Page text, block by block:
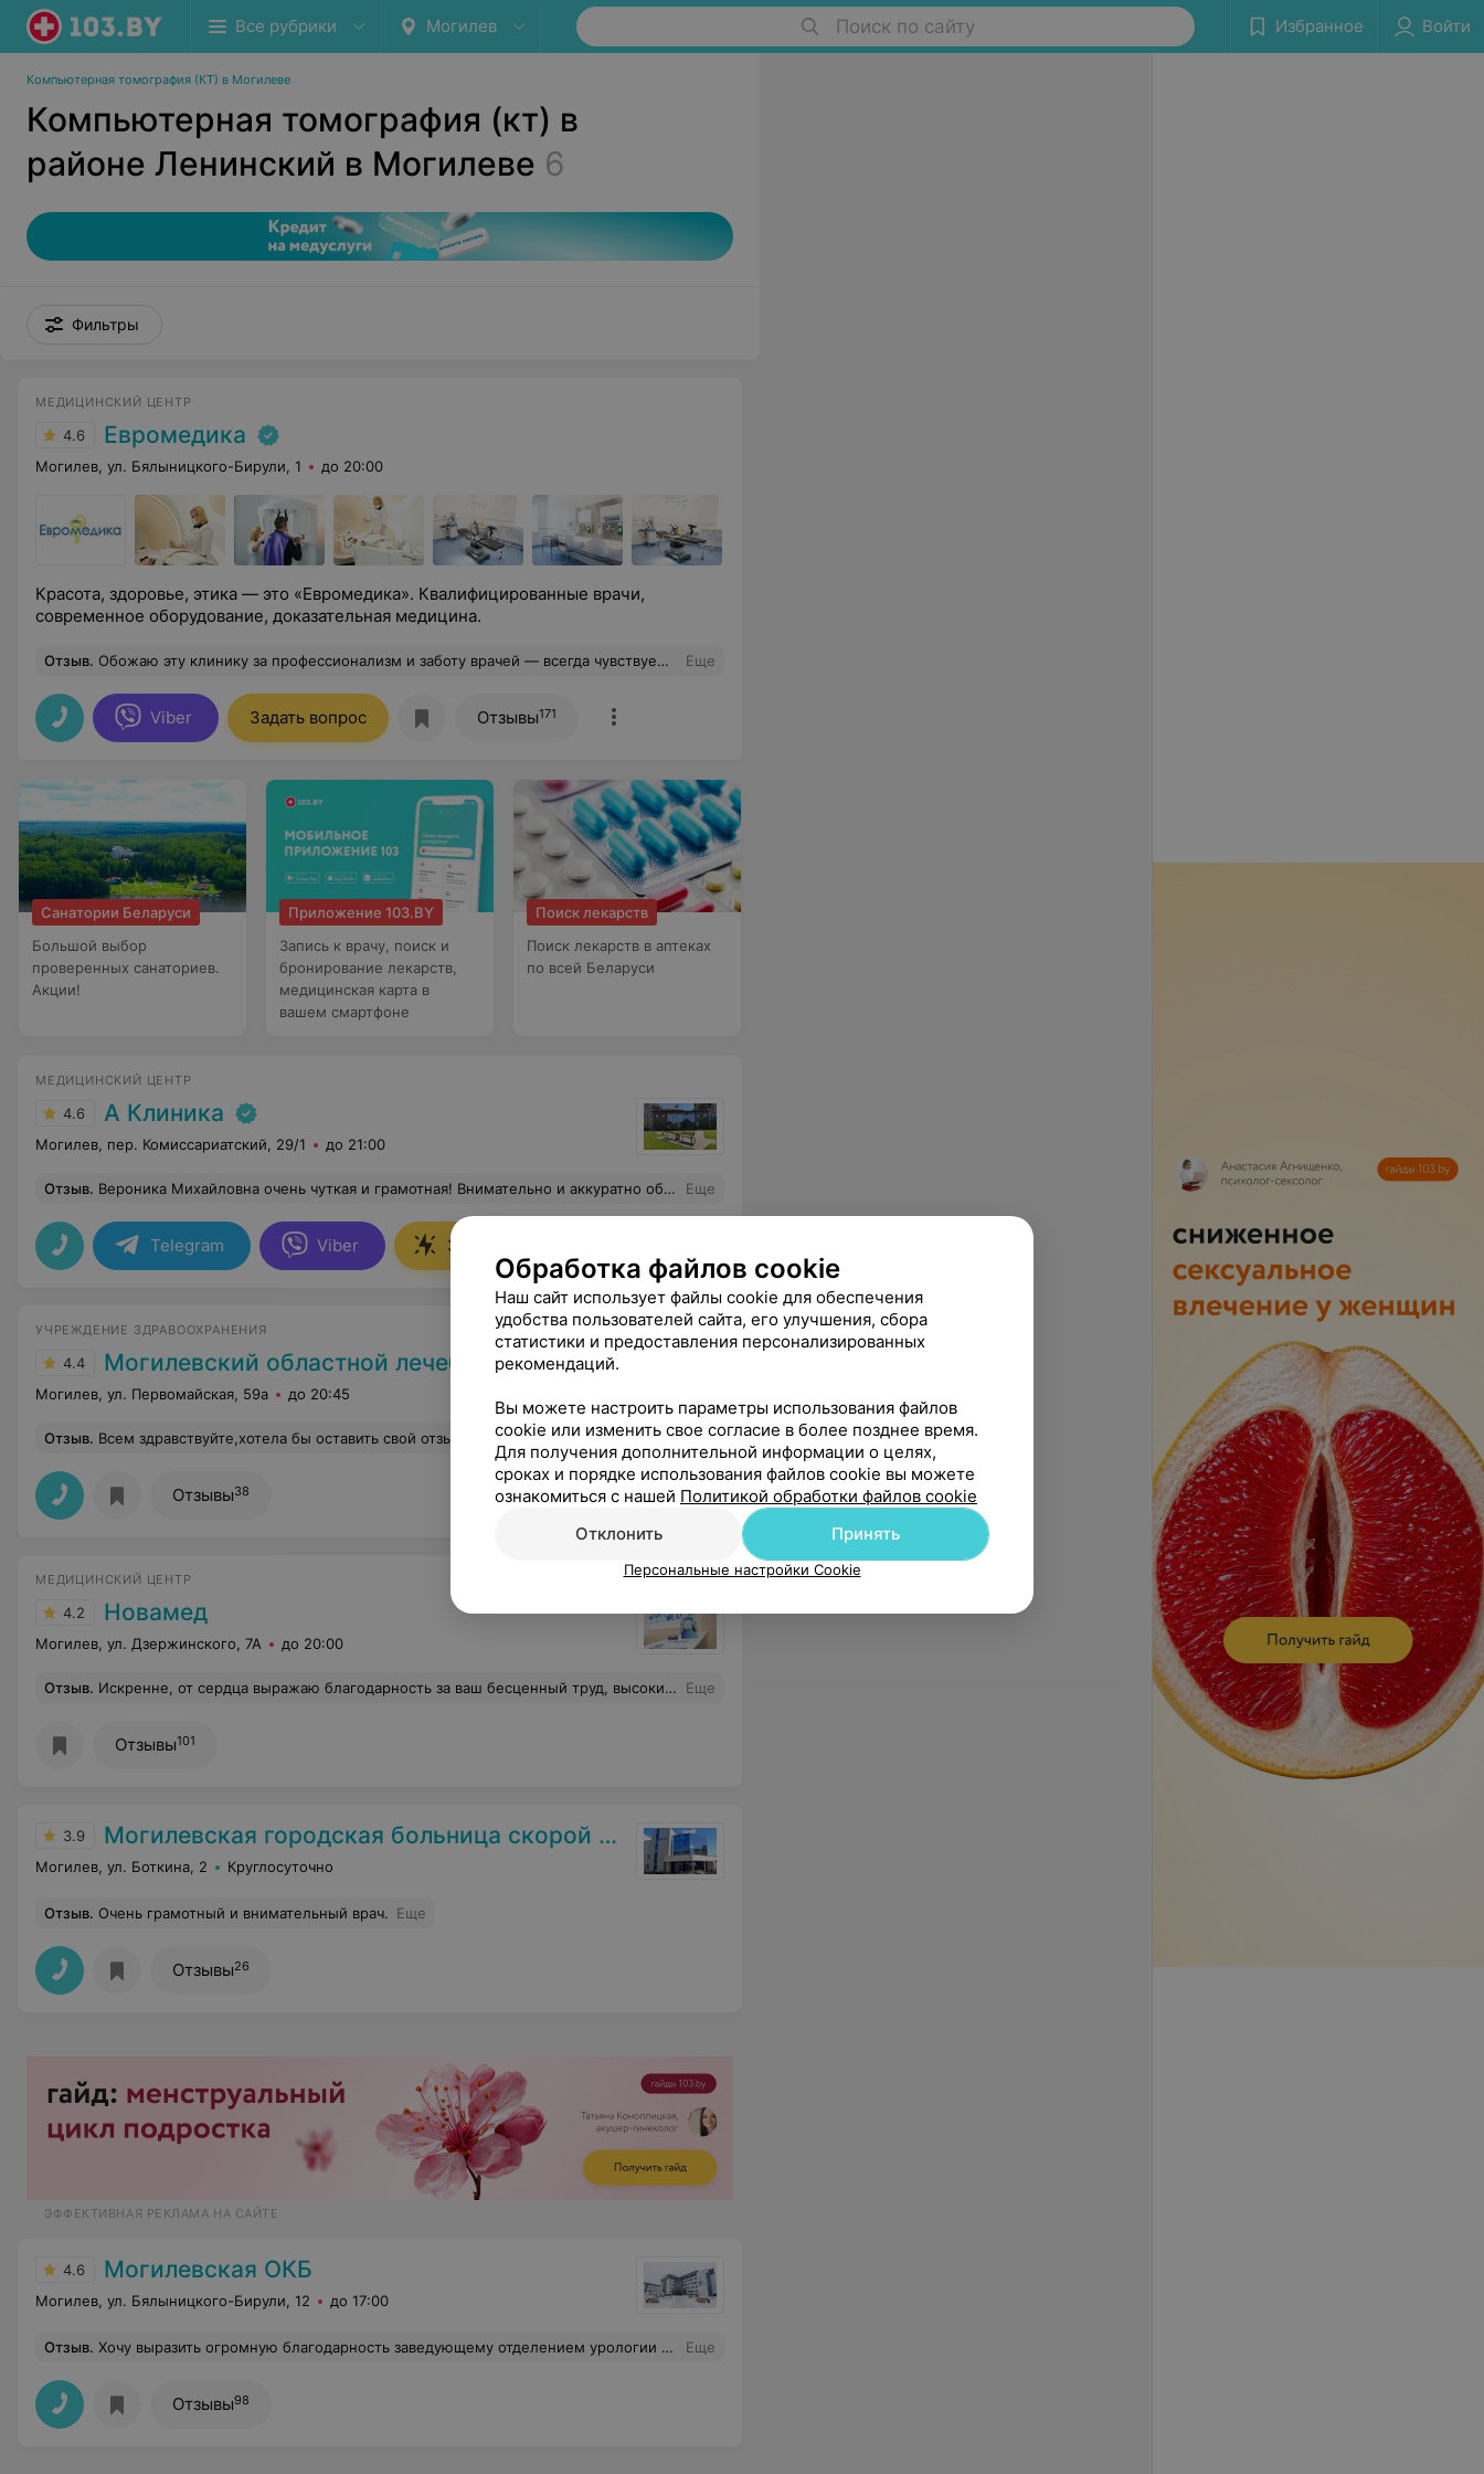
Все рубрики Могилев Поиск по сайту Избранное Войти
Компьютерная томография (КТ) в Могилеве
Компьютерная томография (кт) в
районе Ленинский в Могилеве 6
Фильтры
МЕДИЦИНСКИЙ ЦЕНТР
4.6 Евромедика
Могилев, ул. Бялыницкого-Бирули, 1 до 20:00
Красота, здоровье, этика — это «Евромедика». Квалифицированные врачи,
современное оборудование, доказательная медицина.
Отзыв. Обожаю эту клинику за профессионализм и заботу врачей — всегда чувствуешь, что о тебе действительно заботятся! Атмосфера уютная, персонал внимательный, а лечение действительно помогает.Рекомендую Евромедику всем, кто ищет квалифицированную медицинскую помощь. Прекрасный невролог Пусикова Екатерина Александровна, профессионализм и человечность делают процесс лечения максимально комфортным!!! Еще
Viber Задать вопрос Отзывы171
Санатории Беларуси
Большой выбор
проверенных санаториев.
Акции!
Приложение 103.BY
Запись к врачу, поиск и
бронирование лекарств,
медицинская карта в
вашем смартфоне
Поиск лекарств
Поиск лекарств в аптеках
по всей Беларуси
МЕДИЦИНСКИЙ ЦЕНТР
4.6 А Клиника
Могилев, пер. Комиссариатский, 29/1 до 21:00
Отзыв. Вероника Михайловна очень чуткая и грамотная! Внимательно и аккуратно обращается с ребёнком, дала ценные рекомендации. Прекрасный специалист! Еще
Telegram Viber Записаться
УЧРЕЖДЕНИЕ ЗДРАВООХРАНЕНИЯ
4.4 Могилевский областной лечебно-диагностический центр
Могилев, ул. Первомайская, 59а до 20:45
Отзыв. Всем здравствуйте,хотела бы оставить свой отзыв касаемо АМНИОЦИНТЕЗА,Девочки,не бойтесь этой процедуры,в центре работают очень внимательные врачи,сделают УЗИ,проконсультируют ,дадут рекомендации,сама процедура не такая и болезненная и страшная как расписывают в интернете.Я ни разу не пожалела что сделала её ,зато теперь с полной уверенностью что моя малышка здорова,я буду дохаживать свой срок . думайте в первую очередь о своем малыше ,и не бойтесь Еще
Отзывы38
МЕДИЦИНСКИЙ ЦЕНТР
4.2 Новамед
Могилев, ул. Дзержинского, 7А до 20:00
Отзыв. Искренне, от сердца выражаю благодарность за ваш бесценный труд, высокий профессионализм и трепетное отношение к пациентам. Ковалкина Вера Васильевна самый заботливый и чуткий врач на свете. Успехов вам, благополучия и здоровья!!! Спасибо Еще
Отзывы101
3.9 Могилевская городская больница скорой медицинской помощи
Могилев, ул. Боткина, 2 Круглосуточно
Отзыв. Очень грамотный и внимательный врач. Еще
Отзывы26
ЭФФЕКТИВНАЯ РЕКЛАМА НА САЙТЕ
4.6 Могилевская ОКБ
Могилев, ул. Бялыницкого-Бирули, 12 до 17:00
Отзыв. Хочу выразить огромную благодарность заведующему отделением урологии Багрицевичу Николаю Викторовичу, врачу Лазаренко Тимофею Александровичу за отношение к своей работе- в первую очередь, за внимательный и ответственный подход в лечении, проведенном хирургическом вмешательстве и последующем восстановлении после операции. Профессионалы с большой буквы , это относится и ко всему коллективу урологии. Спасибо огромное за Ваш нелегкий, но необходимый труд. Низкий поклон и самые искренние слова благодарности! Еще
Отзывы98
Обработка файлов cookie
Наш сайт использует файлы cookie для обеспечения
удобства пользователей сайта, его улучшения, сбора
статистики и предоставления персонализированных
рекомендаций.
Вы можете настроить параметры использования файлов
cookie или изменить свое согласие в более позднее время.
Для получения дополнительной информации о целях,
сроках и порядке использования файлов cookie вы можете
ознакомиться с нашей Политикой обработки файлов cookie
Отклонить
Принять
Персональные настройки Cookie